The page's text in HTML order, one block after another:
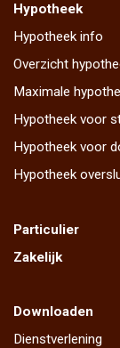
Hypotheek
Hypotheek info
Overzicht
Maximale
Hypotheek voor
Hypotheek voor
Hypotheek
Particulier
Zakelijk
Downloaden
Dienstverlening